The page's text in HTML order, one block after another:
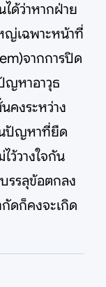
ด้ว่าหากฝ่าย
ญ่เฉพาะหน้าที่
จากการปิด
ญหาอาวุธ
คงระหว่าง
นปัญหาที่ยืด
ว้วางใจกัน
รรลุข้อตกลง
ดก็คงจะเกิด